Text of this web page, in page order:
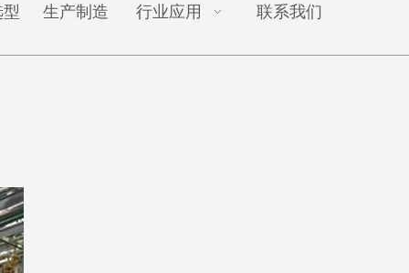
生产制造 行业应用 联系我们